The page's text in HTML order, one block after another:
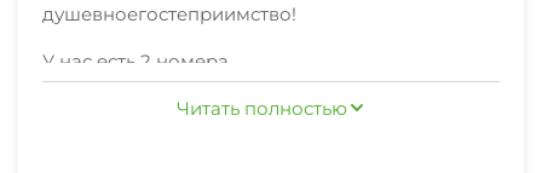
душевноегостеприимство!
У нас есть 2 номера
Читать полностью